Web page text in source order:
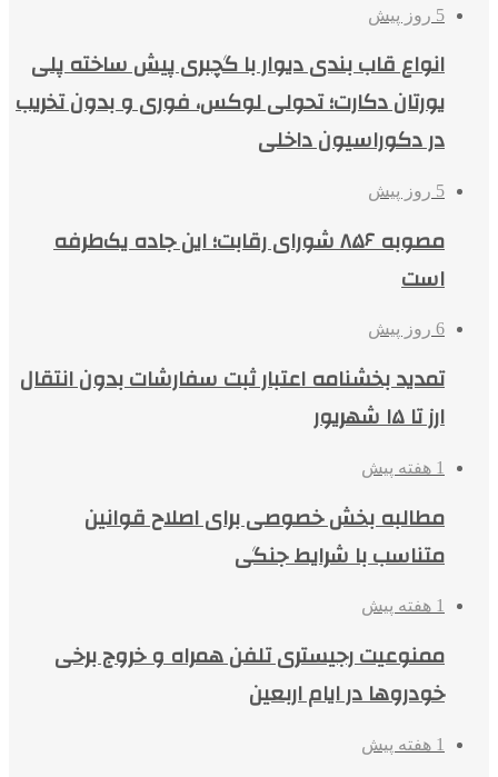
5 روز پیش
انواع قاب بندی دیوار با گچبری پیش ساخته پلی
یورتان دکارت؛ تحولی لوکس، فوری و بدون تخریب
در دکوراسیون داخلی
5 روز پیش
مصوبه ۸۵۶ شورای رقابت؛ این جاده یک‌طرفه
است
6 روز پیش
تمدید بخشنامه اعتبار ثبت سفارشات بدون انتقال
ارز تا ۱۵ شهریور
1 هفته پیش
مطالبه بخش خصوصی برای اصلاح قوانین
متناسب با شرایط جنگی
1 هفته پیش
ممنوعیت رجیستری تلفن همراه و خروج برخی
خودروها در ایام اربعین
1 هفته پیش